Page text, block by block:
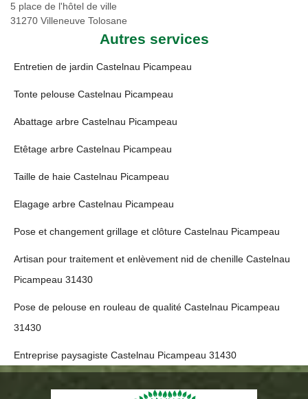
5 place de l'hôtel de ville
31270 Villeneuve Tolosane
Autres services
Entretien de jardin Castelnau Picampeau
Tonte pelouse Castelnau Picampeau
Abattage arbre Castelnau Picampeau
Etêtage arbre Castelnau Picampeau
Taille de haie Castelnau Picampeau
Elagage arbre Castelnau Picampeau
Pose et changement grillage et clôture Castelnau Picampeau
Artisan pour traitement et enlèvement nid de chenille Castelnau
Picampeau 31430
Pose de pelouse en rouleau de qualité Castelnau Picampeau
31430
Entreprise paysagiste Castelnau Picampeau 31430